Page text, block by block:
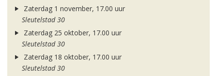
Zaterdag 1 november, 17.00 uur
Sleutelstad 30
Zaterdag 25 oktober, 17.00 uur
Sleutelstad 30
Zaterdag 18 oktober, 17.00 uur
Sleutelstad 30